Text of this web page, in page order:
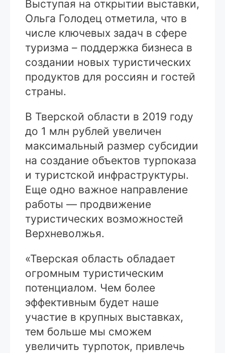
Выступая на открытии выставки,
Ольга Голодец отметила, что в
числе ключевых задач в сфере
туризма – поддержка бизнеса в
создании новых туристических
продуктов для россиян и гостей
страны.
В Тверской области в 2019 году
до 1 млн рублей увеличен
максимальный размер субсидии
на создание объектов турпоказа
и туристской инфраструктуры.
Еще одно важное направление
работы — продвижение
туристических возможностей
Верхневолжья.
«Тверская область обладает
огромным туристическим
потенциалом. Чем более
эффективным будет наше
участие в крупных выставках,
тем больше мы сможем
увеличить турпоток, привлечь